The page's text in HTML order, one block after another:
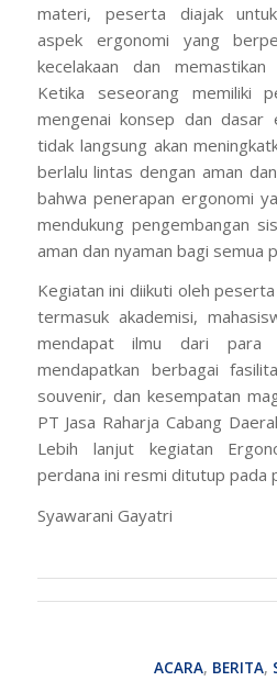
materi, peserta diajak
aspek ergonomi yang
kecelakaan dan
Ketika seseorang memiliki
mengenai konsep dan dasar
tidak langsung akan
berlalu lintas dengan aman
bahwa penerapan ergonomi
mendukung pengembangan
aman dan nyaman bagi semua
Kegiatan ini diikuti oleh
termasuk akademisi,
mendapat ilmu dari para
mendapatkan berbagai
souvenir, dan kesempatan
PT Jasa Raharja Cabang
Lebih lanjut kegiatan
perdana ini resmi ditutup pada
Syawarani Gayatri
ACARA, BERITA,